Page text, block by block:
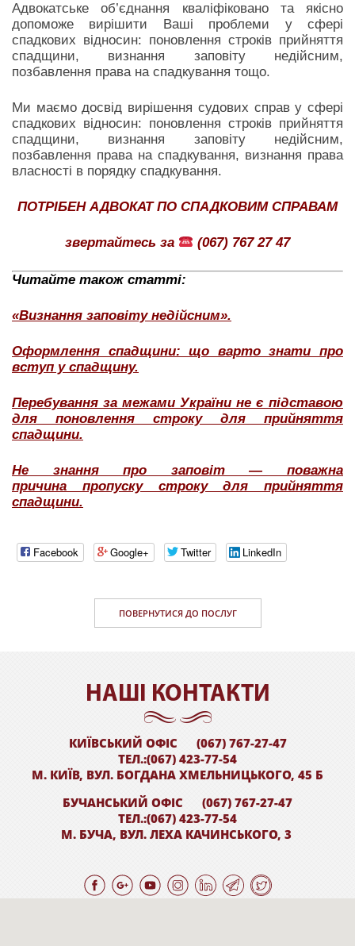
Адвокатське об’єднання кваліфіковано та якісно
допоможе вирішити Ваші проблеми у сфері
спадкових відносин: поновлення строків прийняття
спадщини, визнання заповіту недійсним,
позбавлення права на спадкування тощо.
Ми маємо досвід вирішення судових справ у сфері
спадкових відносин: поновлення строків прийняття
спадщини, визнання заповіту недійсним,
позбавлення права на спадкування, визнання права
власності в порядку спадкування.
ПОТРІБЕН АДВОКАТ ПО СПАДКОВИМ СПРАВАМ
звертайтесь за (067) 767 27 47
Читайте також статті:
«Визнання заповіту недійсним».
Оформлення спадщини: що варто знати про
вступ у спадщину.
Перебування за межами України не є підставою
для поновлення строку для прийняття
спадщини.
Не знання про заповіт — поважна
причина пропуску строку для прийняття
спадщини.
Facebook Google+ Twitter LinkedIn
ПОВЕРНУТИСЯ ДО ПОСЛУГ
НАШI КОНТАКТИ
КИЇВСЬКИЙ ОФІС
(067) 767-27-47
ТЕЛ.:(067) 423-77-54
М. КИЇВ, ВУЛ. БОГДАНА ХМЕЛЬНИЦЬКОГО, 45 Б
БУЧАНСЬКИЙ ОФІС
(067) 767-27-47
ТЕЛ.:(067) 423-77-54
М. БУЧА, ВУЛ. ЛЕХА КАЧИНСЬКОГО, 3